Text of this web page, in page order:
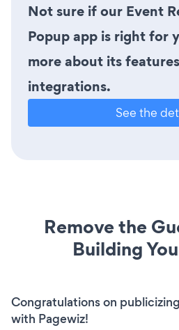
Not sure if our Event
Popup app is right for
more about its
integrations.
See the
Remove the
Building
Congratulations on
with Pagewiz!